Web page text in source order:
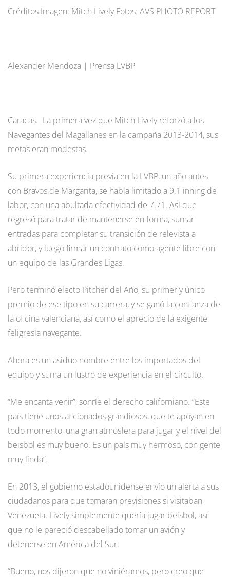
Créditos Imagen: Mitch Lively Fotos: AVS PHOTO REPORT
Alexander Mendoza | Prensa LVBP
Caracas.- La primera vez que Mitch Lively reforzó a los
Navegantes del Magallanes en la campaña 2013-2014, sus
metas eran modestas.
Su primera experiencia previa en la LVBP, un año antes
con Bravos de Margarita, se había limitado a 9.1 inning de
labor, con una abultada efectividad de 7.71. Así que
regresó para tratar de mantenerse en forma, sumar
entradas para completar su transición de relevista a
abridor, y luego firmar un contrato como agente libre con
un equipo de las Grandes Ligas.
Pero terminó electo Pitcher del Año, su primer y único
premio de ese tipo en su carrera, y se ganó la confianza de
la oficina valenciana, así como el aprecio de la exigente
feligresía navegante.
Ahora es un asiduo nombre entre los importados del
equipo y suma un lustro de experiencia en el circuito.
“Me encanta venir”, sonríe el derecho californiano. “Este
país tiene unos aficionados grandiosos, que te apoyan en
todo momento, una gran atmósfera para jugar y el nivel del
beisbol es muy bueno. Es un país muy hermoso, con gente
muy linda”.
En 2013, el gobierno estadounidense envío un alerta a sus
ciudadanos para que tomaran previsiones si visitaban
Venezuela. Lively simplemente quería jugar beisbol, así
que no le pareció descabellado tomar un avión y
detenerse en América del Sur.
“Bueno, nos dijeron que no viniéramos, pero creo que